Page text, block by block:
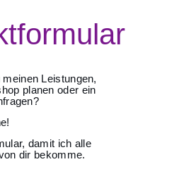
Leistungen,
planen oder ein
damit ich alle
dir bekomme.